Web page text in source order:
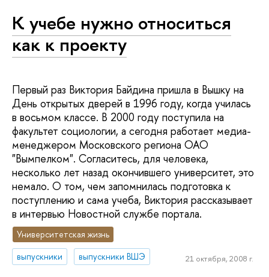
К учебе нужно относиться
как к проекту
Первый раз Виктория Байдина пришла в Вышку на
День открытых дверей в 1996 году, когда училась
в восьмом классе. В 2000 году поступила на
факультет социологии, а сегодня работает медиа-
менеджером Московского региона ОАО
"Вымпелком". Согласитесь, для человека,
несколько лет назад окончившего университет, это
немало. О том, чем запомнилась подготовка к
поступлению и сама учеба, Виктория рассказывает
в интервью Новостной службе портала.
Университетская жизнь
выпускники
выпускники ВШЭ 21 октября, 2008 г.